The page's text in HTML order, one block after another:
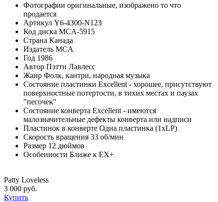
Фотографии оригинальные, изображено то что
продается
Артикул Y6-4300-N123
Код диска MCA-5915
Страна Канада
Издатель MCA
Год 1986
Автор Пэтти Лавлесс
Жанр Фолк, кантри, народная музыка
Состояние пластинки Excellent - хорошее, присутствуют
поверхностные потертости, в тихих местах и паузах
"песочек"
Состояние конверта Excellent - имеются
малозначительные дефекты конверта или надписи
Пластинок в конверте Одна пластинка (1xLP)
Скорость вращения 33 об/мин
Размер 12 дюймов
Особенности Ближе к EX+
Patty Loveless
3 000 руб.
Купить